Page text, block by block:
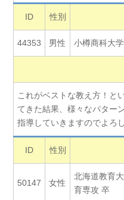
ID 性別
44353 男性 小樽商科大
これがベストな教え方！と
てきた結果、様々なパター
指導していきますのでよろ
ID 性別
50147 女性
北海道教育
育専攻 卒